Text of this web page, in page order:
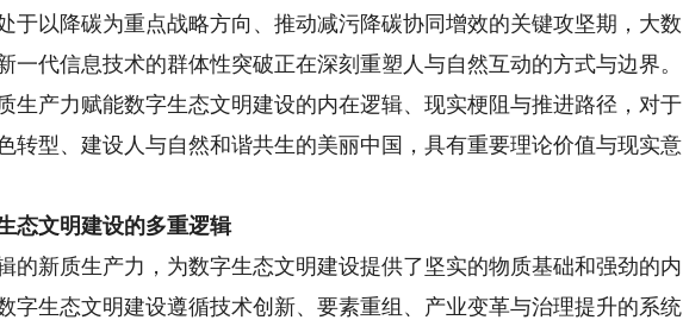
于以降碳为重点战略方向、推动减污降碳协同增效的关键攻坚期，大数
一代信息技术的群体性突破正在深刻重塑人与自然互动的方式与边界。
生产力赋能数字生态文明建设的内在逻辑、现实梗阻与推进路径，对于
转型、建设人与自然和谐共生的美丽中国，具有重要理论价值与现实意
文明建设的多重逻辑
新质生产力，为数字生态文明建设提供了坚实的物质基础和强劲的内
字生态文明建设遵循技术创新、要素重组、产业变革与治理提升的系统